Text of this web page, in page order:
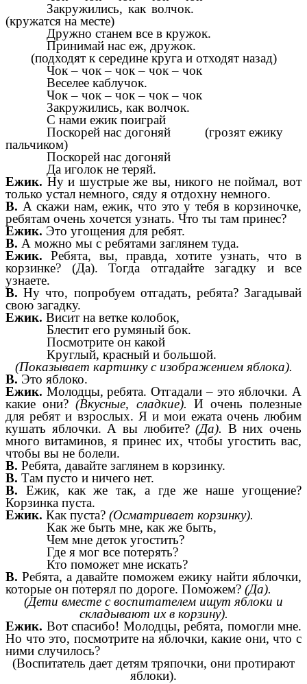
Закружились, как волчок.
(кружатся на месте)
Дружно станем все в кружок.
Принимай нас еж, дружок.
(подходят к середине круга и отходят назад)
Чок – чок – чок – чок – чок
Веселее каблучок.
Чок – чок – чок – чок – чок
Закружились, как волчок.
С нами ежик поиграй
Поскорей нас догоняй (грозят ежику
пальчиком)
Поскорей нас догоняй
Да иголок не теряй.
Ежик. Ну и шустрые же вы, никого не поймал, вот
только устал немного, сяду я отдохну немного.
В. А скажи нам, ежик, что это у тебя в корзиночке,
ребятам очень хочется узнать. Что ты там принес?
Ежик. Это угощения для ребят.
В. А можно мы с ребятами заглянем туда.
Ежик. Ребята, вы, правда, хотите узнать, что в
корзинке? (Да). Тогда отгадайте загадку и все
узнаете.
В.Ну что, попробуем отгадать, ребята? Загадывай
свою загадку.
Ежик. Висит на ветке колобок,
Блестит его румяный бок.
Посмотрите он какой
Круглый, красный и большой.
(Показывает картинку с изображением яблока).
В. Это яблоко.
Ежик. Молодцы, ребята. Отгадали – это яблочки. А
какие они?(Вкусные, сладкие). И очень полезные
для ребят и взрослых. Я и мои ежата очень любим
кушать яблочки. А вы любите?(Да). В них очень
много витаминов, я принес их, чтобы угостить вас,
чтобы вы не болели.
В. Ребята, давайте заглянем в корзинку.
В. Там пусто и ничего нет.
В. Ежик, как же так, а где же наше угощение?
Корзинка пуста.
Ежик. Как пуста? (Осматривает корзинку).
Как же быть мне, как же быть,
Чем мне деток угостить?
Где я мог все потерять?
Кто поможет мне искать?
В.Ребята, а давайте поможем ежику найти яблочки,
которые он потерял по дороге. Поможем? (Да).
(Дети вместе с воспитателем ищут яблоки и
складывают их в корзину).
Ежик. Вот спасибо! Молодцы, ребята, помогли мне.
Но что это, посмотрите на яблочки, какие они, что с
ними случилось?
(Воспитатель дает детям тряпочки, они протирают
яблоки).